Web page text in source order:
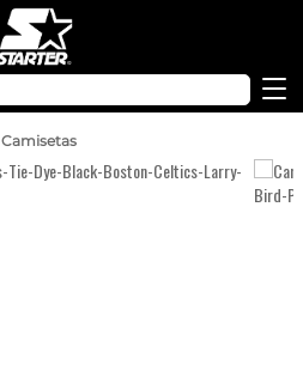
Camisetas